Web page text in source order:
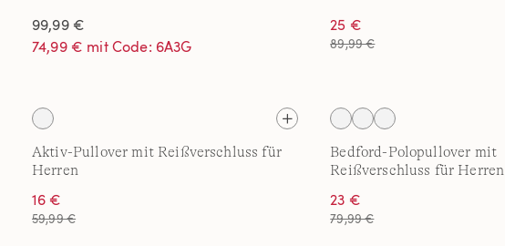
99,99 €
74,99 € mit Code: 6A3G
25 €
89,99 €
Aktiv-Pullover mit Reißverschluss für
Herren
16 €
59,99 €
Bedford-Polopullover mit
Reißverschluss für Herren
23 €
79,99 €